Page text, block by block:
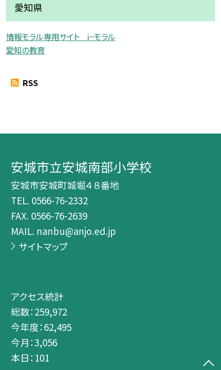
愛知県
情報モラル専用サイト i−モラル
愛知の教育
RSS
安城市立安城南部小学校
安城市安城町城堀４８番地
TEL. 0566-76-2332
FAX. 0566-76-2639
MAIL. nanbu@anjo.ed.jp
サイトマップ
アクセス統計
総数：259,972
今年度：62,495
今月：3,056
本日： 101